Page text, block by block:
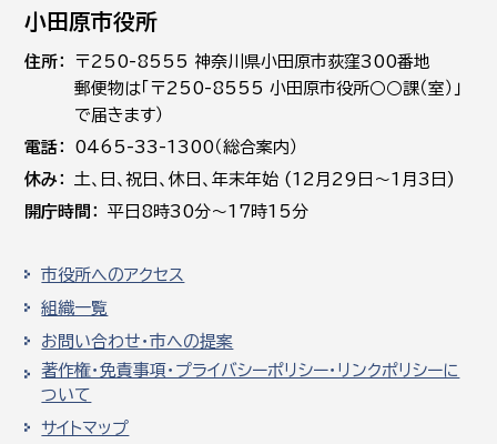
小田原市役所
住所
〒250-8555 神奈川県小田原市荻窪300番地
郵便物は「〒250-8555 小田原市役所○○課（室）」
で届きます）
電話
0465-33-1300（総合案内）
休み
土､日､祝日、休日、年末年始 (12月29日～1月3日)
開庁時間
平日8時30分～17時15分
市役所へのアクセス
組織一覧
お問い合わせ・市への提案
著作権・免責事項・プライバシーポリシー・リンクポリシーに
ついて
サイトマップ